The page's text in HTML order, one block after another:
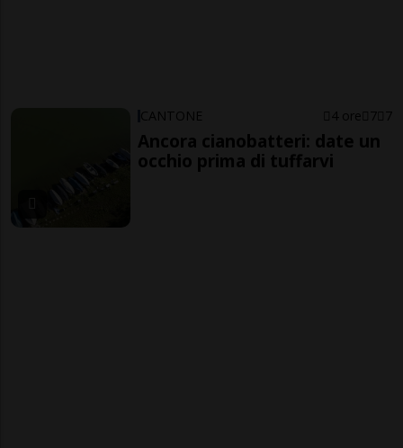
CANTONE 4 ore 7 7
Ancora cianobatteri: date un
occhio prima di tuffarvi